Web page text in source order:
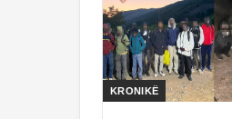
KRONIKË